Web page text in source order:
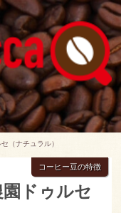
（ナチュラル）
ドゥルセ
コーヒー豆の特徴